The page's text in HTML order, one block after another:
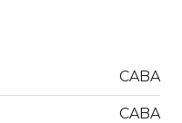
CABA
CABA